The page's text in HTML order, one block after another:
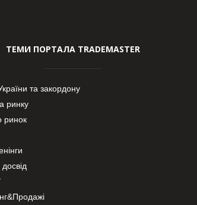
ТЕМИ ПОРТАЛА TRADEMASTER
та закордону
ринку
ринок